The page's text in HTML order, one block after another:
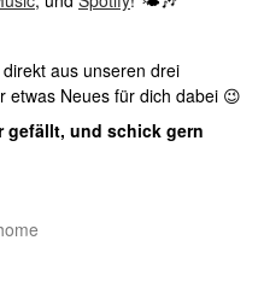
aus unseren drei
etwas Neues für dich dabei 😉
gefällt, und schick gern